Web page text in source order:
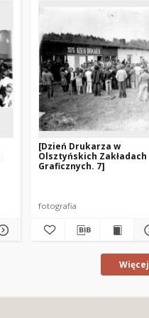
[Dzień Drukarza w
Olsztyńskich Zakładach
Graficznych. 7]
fotografia
Więcej